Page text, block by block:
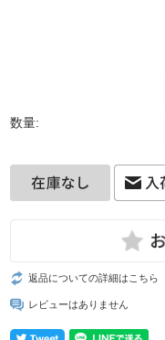
数量:
返品についての詳細はこちら
レビューはありません